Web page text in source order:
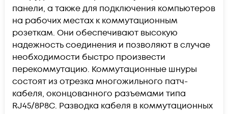
панели, а также для подключения компьютеров
на рабочих местах к коммутационным
розеткам. Они обеспечивают высокую
надежность соединения и позволяют в случае
необходимости быстро произвести
перекоммутацию. Коммутационные шнуры
состоят из отрезка многожильного патч-
кабеля, оконцованного разъемами типа
RJ45/8P8C. Разводка кабеля в коммутационных